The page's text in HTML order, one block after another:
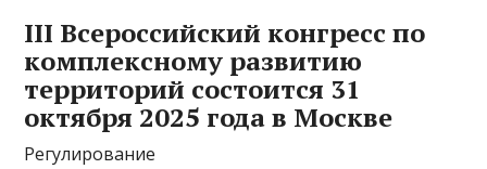
III Всероссийский конгресс по
комплексному развитию
территорий состоится 31
октября 2025 года в Москве
Регулирование